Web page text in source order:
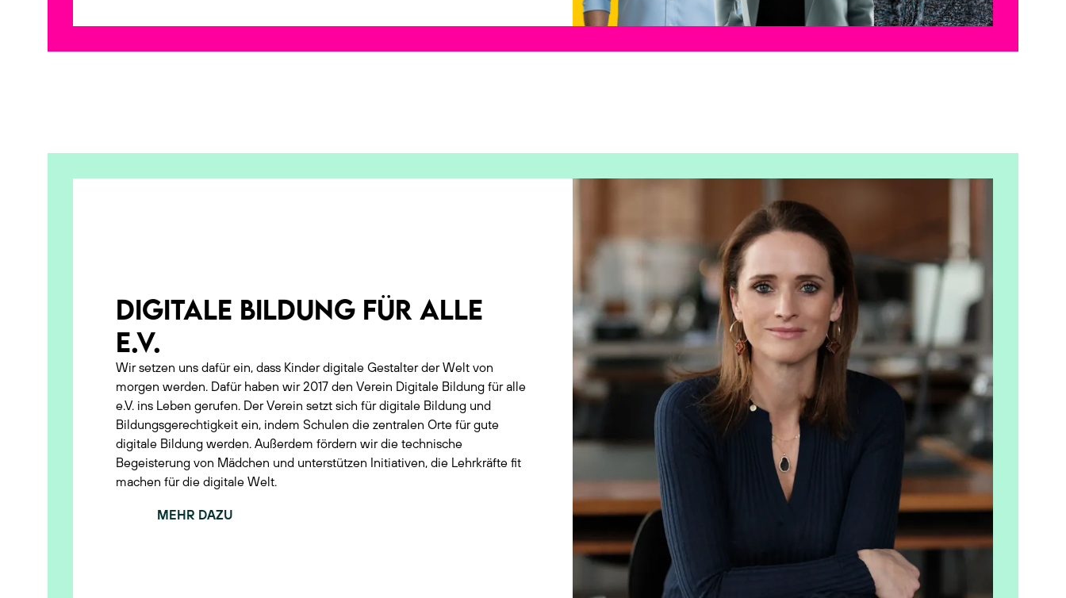
DIGITALE BILDUNG FÜR ALLE
E.V.
Wir setzen uns dafür ein, dass Kinder digitale Gestalter der Welt von
morgen werden. Dafür haben wir 2017 den Verein Digitale Bildung für alle
e.V. ins Leben gerufen. Der Verein setzt sich für digitale Bildung und
Bildungsgerechtigkeit ein, indem Schulen die zentralen Orte für gute
digitale Bildung werden. Außerdem fördern wir die technische
Begeisterung von Mädchen und unterstützen Initiativen, die Lehrkräfte fit
machen für die digitale Welt.
MEHR DAZU